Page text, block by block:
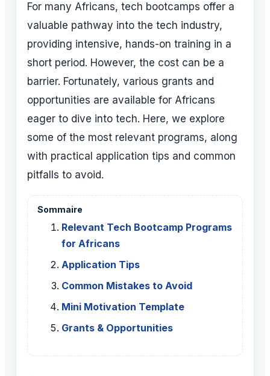
For many Africans, tech bootcamps offer a
valuable pathway into the tech industry,
providing intensive, hands-on training in a
short period. However, the cost can be a
barrier. Fortunately, various grants and
opportunities are available for Africans
eager to dive into tech. Here, we explore
some of the most relevant programs, along
with practical application tips and common
pitfalls to avoid.
Sommaire
Relevant Tech Bootcamp Programs
for Africans
Application Tips
Common Mistakes to Avoid
Mini Motivation Template
Grants & Opportunities